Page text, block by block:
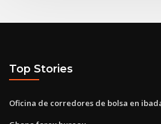
Top Stories
Oficina de corredores de bolsa en